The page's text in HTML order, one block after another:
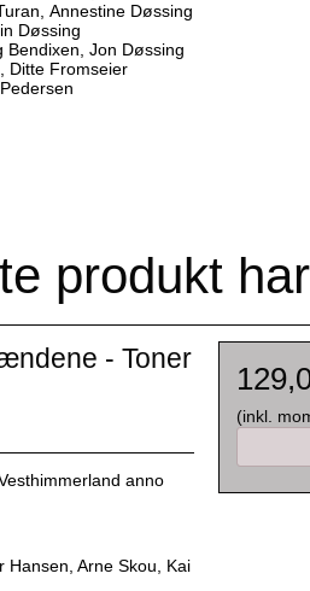
Annestine Døssing
Døssing
Bendixen, Jon Døssing
Ditte Fromseier
produkt
- Toner
anno
Hansen, Arne Skou, Kai
(inkl.